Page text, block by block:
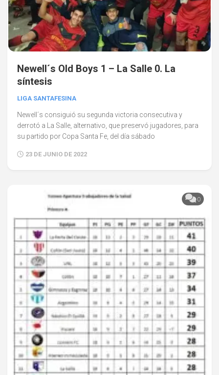
Newell´s Old Boys 1 – La Salle 0. La
síntesis
LIGA SANTAFESINA
Newell´s consiguió su segunda victoria consecutiva y
derrotó a La Salle, alternativo, que preservó jugadores, para
su partido por Copa Santa Fe, del día sábado
23 DE JUNIO DE 2022
0